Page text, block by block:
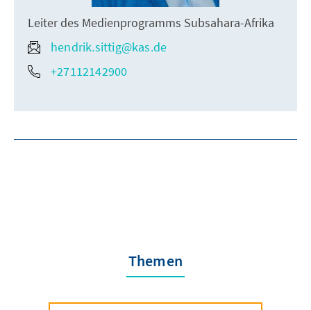
Leiter des Medienprogramms Subsahara-Afrika
hendrik.sittig@kas.de
+27112142900
Themen